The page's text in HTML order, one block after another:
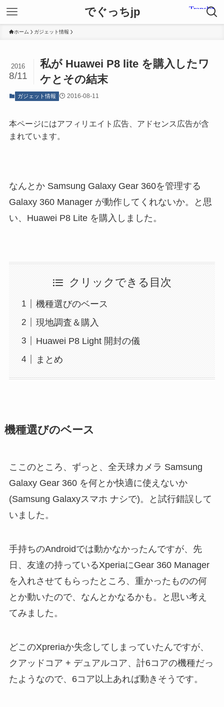
でぐっちjp
ホーム ガジェット情報
私が Huawei P8 lite を購入したワ
ケとその結末
2016
8/11
ガジェット情報 2016-08-11
本ページにはアフィリエイト広告、アドセンス広告が含
まれています。
なんとか Samsung Galaxy Gear 360を管理する
Galaxy 360 Manager が動作してくれないか。と思
い、Huawei P8 Lite を購入しました。
クリックできる目次
機種選びのベース
現地調査＆購入
Huawei P8 Light 開封の儀
まとめ
機種選びのベース
ここのところ、ずっと、全天球カメラ Samsung
Galaxy Gear 360 を何とか快適に使えないか
(Samsung Galaxyスマホ ナシで)。と試行錯誤して
いました。
手持ちのAndroidでは動かなかったんですが、先
日、友達の持っているXperiaにGear 360 Manager
を入れさせてもらったところ、重かったものの何
とか動いたので、なんとかなるかも。と思い考え
てみました。
どこのXpreriaか失念してしまっていたんですが、
クアッドコア + デュアルコア、計6コアの機種だっ
たようなので、6コア以上あれば動きそうです。